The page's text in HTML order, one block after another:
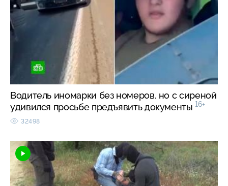
Водитель иномарки без номеров, но с сиреной
удивился просьбе предъявить документы 16+
32498